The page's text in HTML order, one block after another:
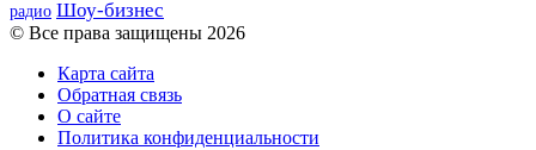
радио Шоу-бизнес
© Все права защищены 2026
Карта сайта
Обратная связь
О сайте
Политика конфиденциальности